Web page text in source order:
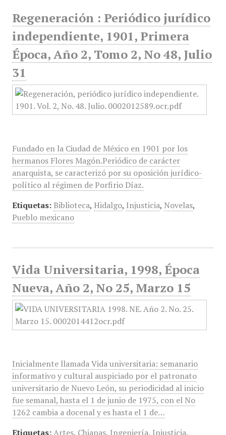
Regeneración : Periódico jurídico
independiente, 1901, Primera
Época, Año 2, Tomo 2, No 48, Julio
31
Fundado en la Ciudad de México en 1901 por los
hermanos Flores Magón.Periódico de carácter
anarquista, se caracterizó por su oposición jurídico-
político al régimen de Porfirio Díaz.
Etiquetas: Biblioteca, Hidalgo, Injusticia, Novelas,
Pueblo mexicano
Vida Universitaria, 1998, Época
Nueva, Año 2, No 25, Marzo 15
Inicialmente llamada Vida universitaria: semanario
informativo y cultural auspiciado por el patronato
universitario de Nuevo León, su periodicidad al inicio
fue semanal, hasta el 1 de junio de 1975, con el No
1262 cambia a docenal y es hasta el 1 de…
Etiquetas: Artes, Chiapas, Ingeniería, Injusticia,